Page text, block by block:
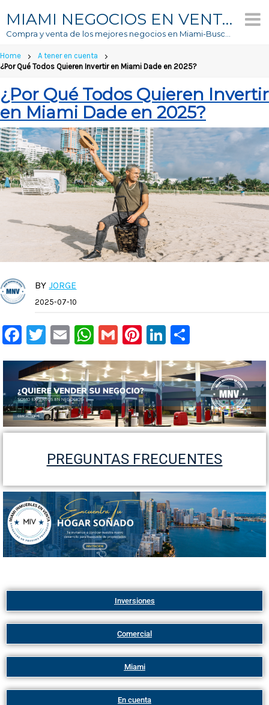
MIAMI NEGOCIOS EN VENTA
Home
A tener en cuenta
¿Por Qué Todos Quieren Invertir en Miami Dade en 2025?
¿Por Qué Todos Quieren Invertir
en Miami Dade en 2025?
BY JORGE
2025-07-10
Facebook
Twitter
EmailWhatsApp
GmailPinterest
LinkedIn
PREGUNTAS FRECUENTES
Inversiones
Comercial
Miami
En cuenta